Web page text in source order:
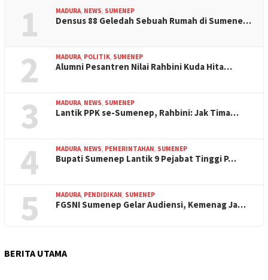
1 MADURA, NEWS, SUMENEP
Densus 88 Geledah Sebuah Rumah di Sumene…
2 MADURA, POLITIK, SUMENEP
Alumni Pesantren Nilai Rahbini Kuda Hita…
3 MADURA, NEWS, SUMENEP
Lantik PPK se-Sumenep, Rahbini: Jak Tima…
4 MADURA, NEWS, PEMERINTAHAN, SUMENEP
Bupati Sumenep Lantik 9 Pejabat Tinggi P…
5 MADURA, PENDIDIKAN, SUMENEP
FGSNI Sumenep Gelar Audiensi, Kemenag Ja…
BERITA UTAMA